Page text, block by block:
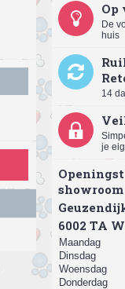
Op
De
huis
14
je
showroom
​6002 TA
Maandag
Dinsdag
Woensdag
Donderdag